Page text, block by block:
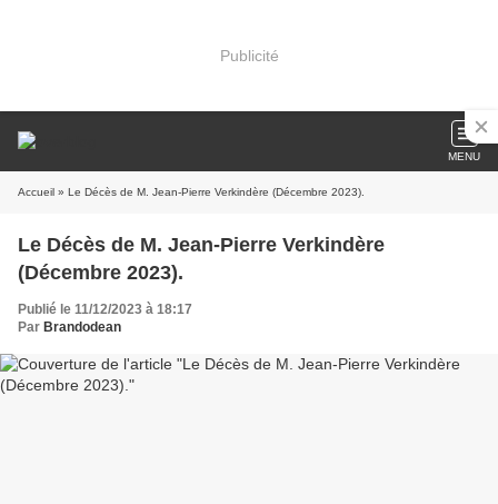
Publicité
MENU
Accueil » Le Décès de M. Jean-Pierre Verkindère (Décembre 2023).
Le Décès de M. Jean-Pierre Verkindère
(Décembre 2023).
Publié le 11/12/2023 à 18:17
Par Brandodean